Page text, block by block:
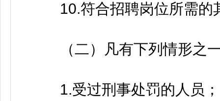
10.符合招聘岗位所需的
（二）凡有下列情形之一
1.受过刑事处罚的人员；